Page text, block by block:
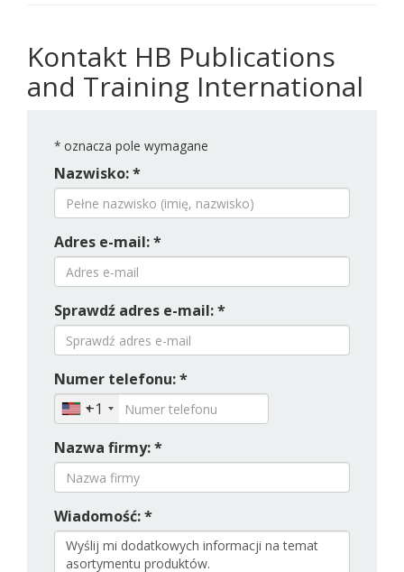
Kontakt HB Publications
and Training International
* oznacza pole wymagane
Nazwisko: *
Adres e-mail: *
Sprawdź adres e-mail: *
Numer telefonu: *
+1
Nazwa firmy: *
Wiadomość: *